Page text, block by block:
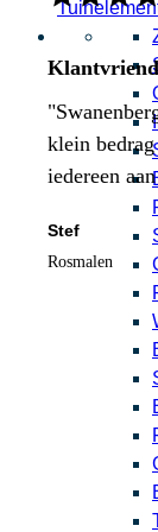
klein
iedereen
Stef
Rosmalen